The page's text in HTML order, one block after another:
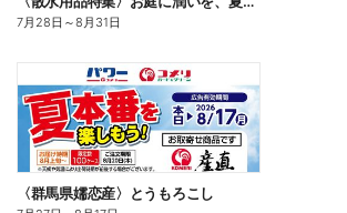
7月28日 ～8月31日
〈群馬県嬬恋産〉とうもろこし